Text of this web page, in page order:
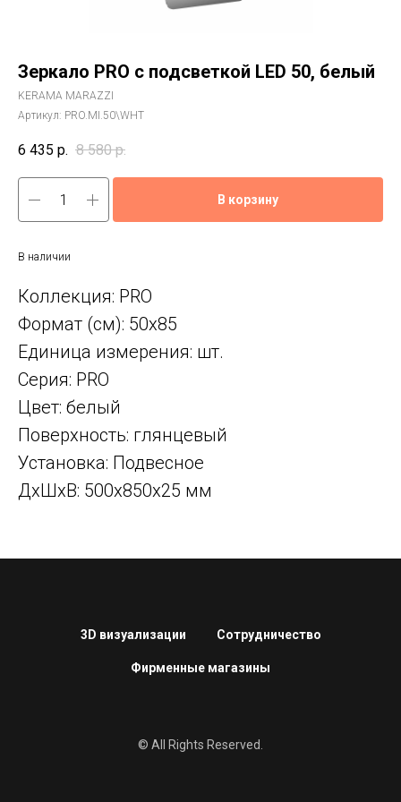
Зеркало PRO с подсветкой LED 50, белый
KERAMA MARAZZI
Артикул: PRO.MI.50\WHT
6 435 р. 8 580 р.
В корзину
В наличии
Коллекция: PRO
Формат (см): 50x85
Единица измерения: шт.
Серия: PRO
Цвет: белый
Поверхность: глянцевый
Установка: Подвесное
ДxШxВ: 500x850x25 мм
3D визуализации Сотрудничество
Фирменные магазины
© All Rights Reserved.